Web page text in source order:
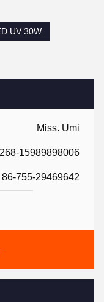
Miss. Umi
15989898006
86-755-29469642
UV 30W